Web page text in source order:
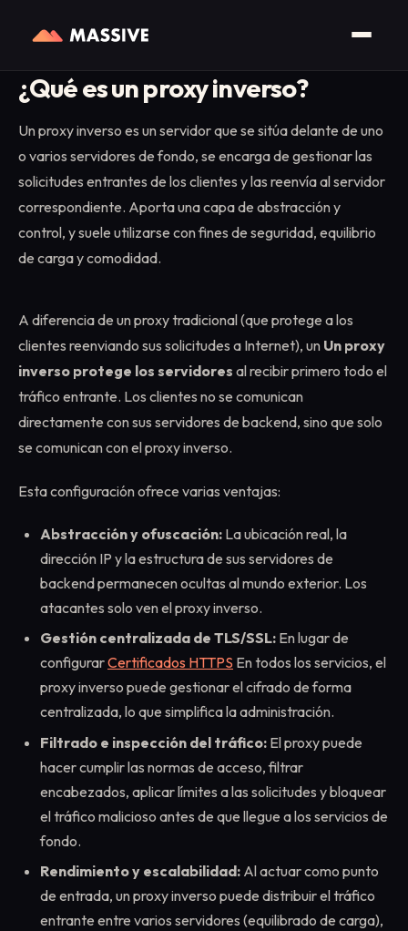
Inicio /
¿Qué es un proxy inverso?
Un proxy inverso es un servidor que se sitúa delante de uno
o varios servidores de fondo, se encarga de gestionar las
solicitudes entrantes de los clientes y las reenvía al servidor
correspondiente. Aporta una capa de abstracción y
control, y suele utilizarse con fines de seguridad, equilibrio
de carga y comodidad.
A diferencia de un proxy tradicional (que protege a los
clientes reenviando sus solicitudes a Internet), un Un proxy
inverso protege los servidores al recibir primero todo el
tráfico entrante. Los clientes no se comunican
directamente con sus servidores de backend, sino que solo
se comunican con el proxy inverso.
Esta configuración ofrece varias ventajas:
Abstracción y ofuscación: La ubicación real, la
dirección IP y la estructura de sus servidores de
backend permanecen ocultas al mundo exterior. Los
atacantes solo ven el proxy inverso.
Gestión centralizada de TLS/SSL: En lugar de
configurarCertificados HTTPS En todos los servicios, el
proxy inverso puede gestionar el cifrado de forma
centralizada, lo que simplifica la administración.
Filtrado e inspección del tráfico: El proxy puede
hacer cumplir las normas de acceso, filtrar
encabezados, aplicar límites a las solicitudes y bloquear
el tráfico malicioso antes de que llegue a los servicios de
fondo.
Rendimiento y escalabilidad: Al actuar como punto
de entrada, un proxy inverso puede distribuir el tráfico
entrante entre varios servidores (equilibrado de carga),